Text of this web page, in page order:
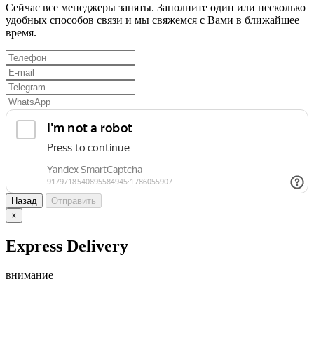
Сейчас все менеджеры заняты. Заполните один или несколько
удобных способов связи и мы свяжемся с Вами в ближайшее
время.
Назад
Отправить
×
Express Delivery
внимание